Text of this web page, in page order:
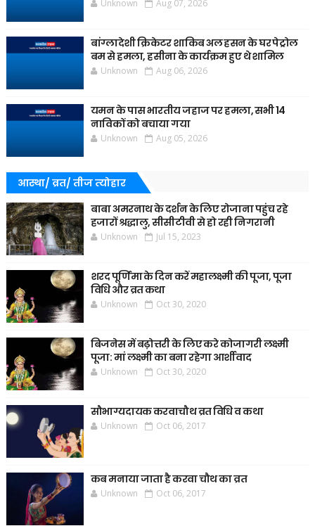
Unknown Aug 07, 2026
बांग्लादेशी क्रिकेटर शाकिब अल हसन के घर पेट्रोल
बम से हमला, हसीना के कार्यक्रम हुए थे शामिल
Unknown Aug 06, 2026
यमन के पास भारतीय जहाज पर हमला, सभी 14
नाविकों को बचाया गया
Unknown Aug 05, 2026
आस्था/ व्रत/ तीज त्‍योहार
बाबा अमरनाथ के दर्शन के लिए रोजाना पहुंच रहे
हजारों श्रद्धालु, सीसीटीवी से हो रही निगरानी
Unknown Jul 15, 2023
शरद पूर्णिमा के दिन करें महालक्ष्मी की पूजा, पूजा
विधि और व्रत कथा
Unknown Oct 30, 2020
बिजनेस में बढ़ोत्तरी के लिए करे कोजागरी लक्ष्मी
पूजा: मां लक्ष्मी का बना रहेगा आर्शीवाद
Unknown Oct 30, 2020
सौभाग्यदायक करवाचौथ व्रत विधि व कथा
Unknown Oct 06, 2017
कब मनाया जाता है करवा चौथ का व्रत
Unknown Oct 06, 2017